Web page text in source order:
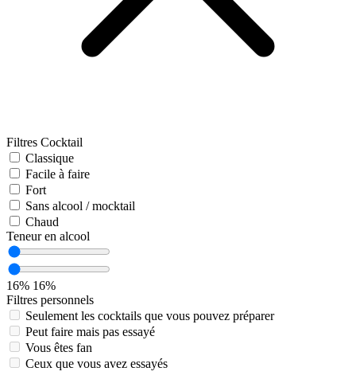
Filtres Cocktail
Classique
Facile à faire
Fort
Sans alcool / mocktail
Chaud
Teneur en alcool
16% 16%
Filtres personnels
Seulement les cocktails que vous pouvez préparer
Peut faire mais pas essayé
Vous êtes fan
Ceux que vous avez essayés